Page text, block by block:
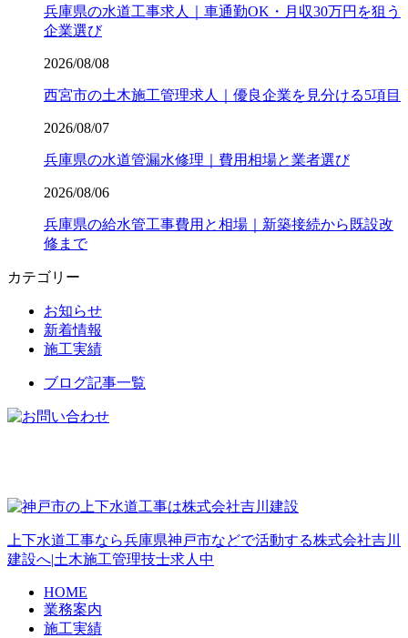
兵庫県の水道工事求人｜車通勤OK・月収30万円を狙う
企業選び
2026/08/08
西宮市の土木施工管理求人｜優良企業を見分ける5項目
2026/08/07
兵庫県の水道管漏水修理｜費用相場と業者選び
2026/08/06
兵庫県の給水管工事費用と相場｜新築接続から既設改
修まで
カテゴリー
お知らせ
新着情報
施工実績
ブログ記事一覧
上下水道工事なら兵庫県神戸市などで活動する株式会社吉川
建設へ|土木施工管理技士求人中
HOME
業務案内
施工実績